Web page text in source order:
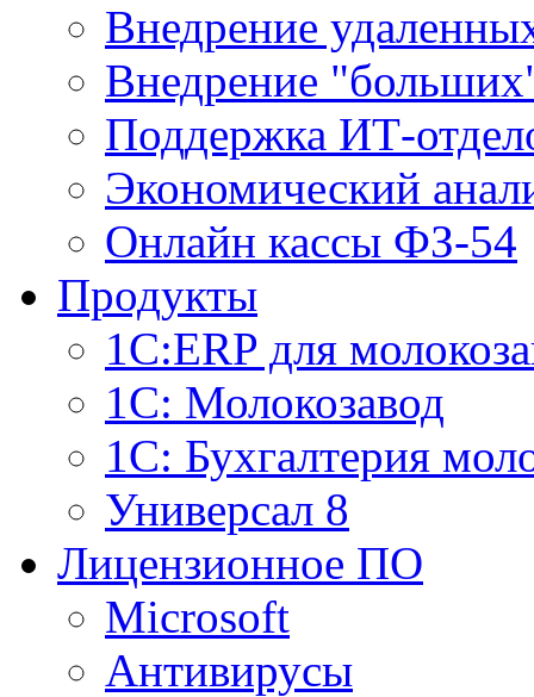
Внедрение
Внедрение
Поддержка ИТ-
Экономический
Онлайн кассы ФЗ-54
Продукты
1С:ERP для
1C: Молокозавод
1С: Бухгалтерия
Универсал 8
Лицензионное ПО
Microsoft
Антивирусы